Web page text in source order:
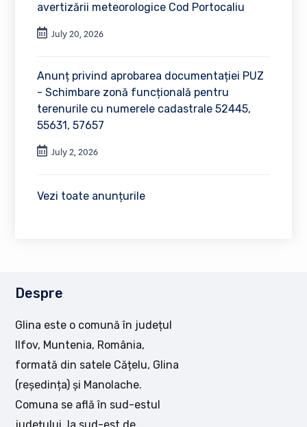
avertizării meteorologice Cod Portocaliu
July 20, 2026
Anunț privind aprobarea documentației PUZ
- Schimbare zonă funcțională pentru
terenurile cu numerele cadastrale 52445,
55631, 57657
July 2, 2026
Vezi toate anunțurile
Despre
Glina este o comună în județul
Ilfov, Muntenia, România,
formată din satele Cățelu, Glina
(reședința) și Manolache.
Comuna se află în sud-estul